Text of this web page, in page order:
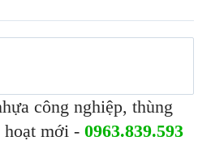
công nghiệp, thùng
hoạt mới - 0963.839.593